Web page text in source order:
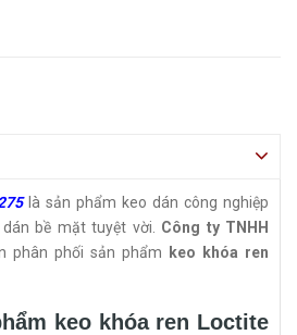
là sản phẩm keo dán công nghiệp
bề mặt tuyệt vời. Công ty TNHH
phân phối sản phẩm
keo khóa ren
keo khóa ren Loctite